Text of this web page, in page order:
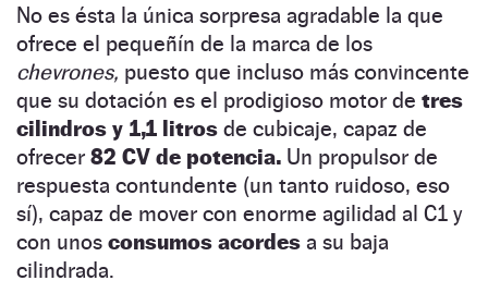
No es ésta la única sorpresa agradable la que
ofrece el pequeñín de la marca de los
chevrones, puesto que incluso más convincente
que su dotación es el prodigioso motor de tres
cilindros y 1,1 litros de cubicaje, capaz de
ofrecer 82 CV de potencia. Un propulsor de
respuesta contundente (un tanto ruidoso, eso
sí), capaz de mover con enorme agilidad al C1 y
con unos consumos acordes a su baja
cilindrada.